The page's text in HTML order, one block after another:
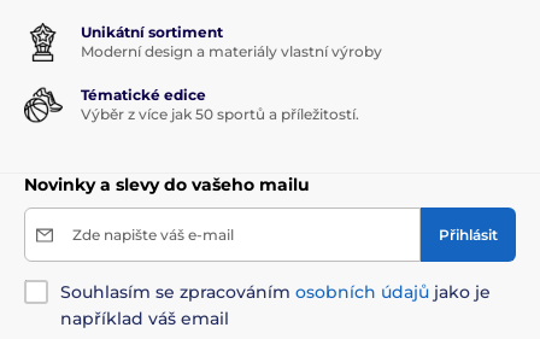
Unikátní sortiment
Moderní design a materiály vlastní výroby
Tématické edice
Výběr z více jak 50 sportů a příležitostí.
Novinky a slevy do vašeho mailu
Zde napište váš e-mail Přihlásit
Souhlasím se zpracováním osobních údajů jako je
například váš email